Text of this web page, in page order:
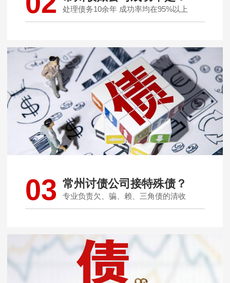
处理债务10余年 成功率均在95%以上
03 常州讨债公司接特殊债？
专业负责欠、骗、赖、三角债的清收